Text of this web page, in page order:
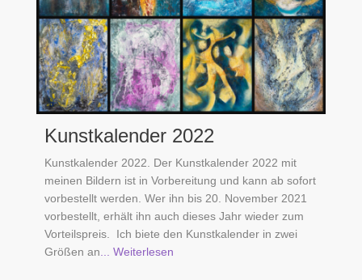
Kunstkalender 2022
Kunstkalender 2022. Der Kunstkalender 2022 mit
meinen Bildern ist in Vorbereitung und kann ab sofort
vorbestellt werden. Wer ihn bis 20. November 2021
vorbestellt, erhält ihn auch dieses Jahr wieder zum
Vorteilspreis. Ich biete den Kunstkalender in zwei
Größen an ... Weiterlesen